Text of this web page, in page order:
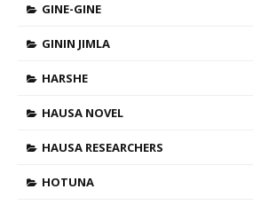
GINE-GINE
GININ JIMLA
HARSHE
HAUSA NOVEL
HAUSA RESEARCHERS
HOTUNA